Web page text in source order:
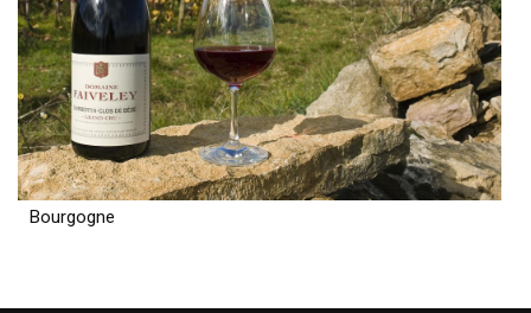
Bourgogne